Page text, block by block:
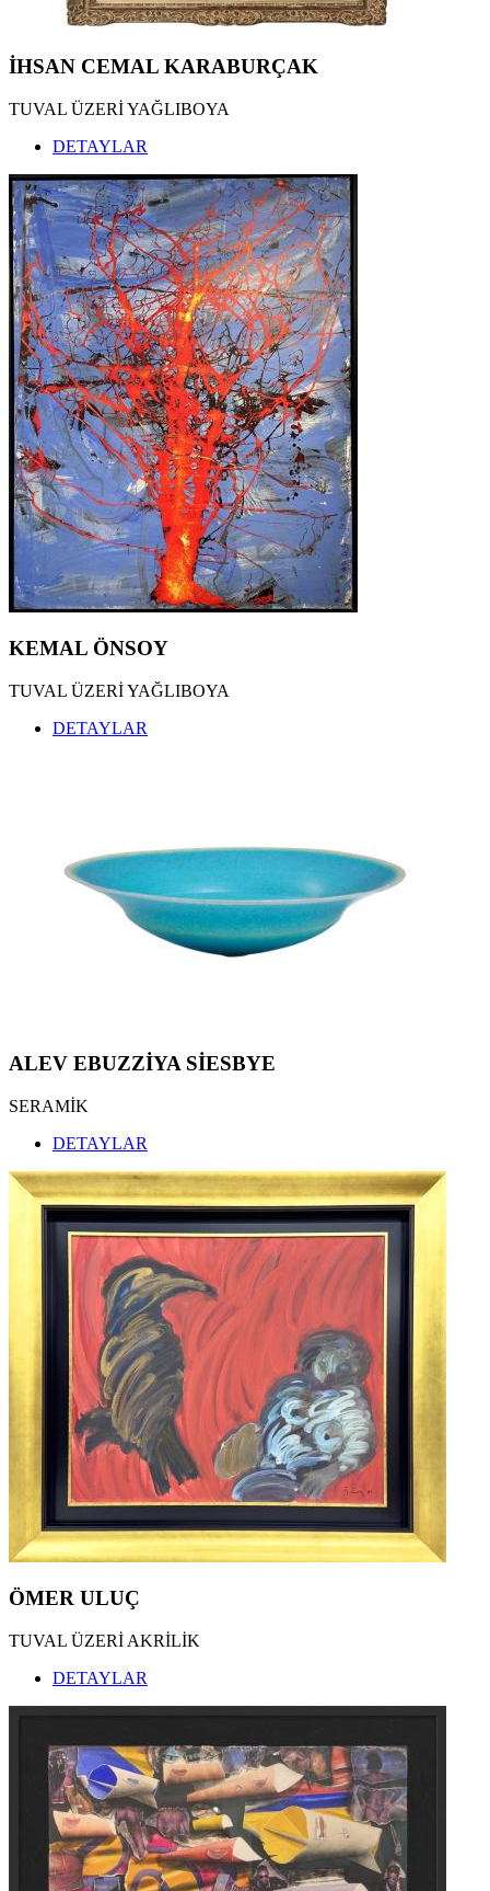
İHSAN CEMAL KARABURÇAK
TUVAL ÜZERİ YAĞLIBOYA
DETAYLAR
KEMAL ÖNSOY
TUVAL ÜZERİ YAĞLIBOYA
DETAYLAR
ALEV EBUZZİYA SİESBYE
SERAMİK
DETAYLAR
ÖMER ULUÇ
TUVAL ÜZERİ AKRİLİK
DETAYLAR